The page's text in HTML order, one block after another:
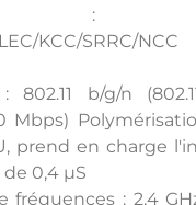
:
KCC/SRRC/
802.11 b/g/n
Mbps)
prend en charge
0,4 μS
fréquences : 2,4